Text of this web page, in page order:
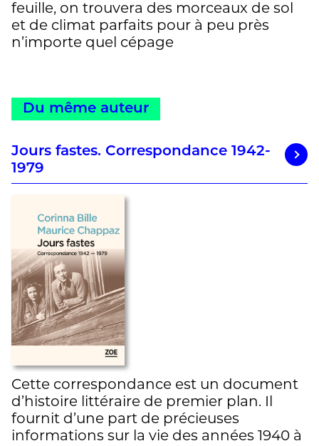
feuille, on trouvera des morceaux de sol
et de climat parfaits pour à peu près
n’importe quel cépage
Du même auteur
Jours fastes. Correspondance 1942-
1979
Cette correspondance est un document
d’histoire littéraire de premier plan. Il
fournit d’une part de précieuses
informations sur la vie des années 1940 à